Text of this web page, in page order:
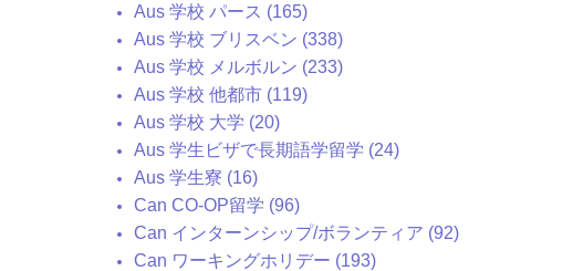
Aus 学校 パース (165)
Aus 学校 ブリスベン (338)
Aus 学校 メルボルン (233)
Aus 学校 他都市 (119)
Aus 学校 大学 (20)
Aus 学生ビザで長期語学留学 (24)
Aus 学生寮 (16)
Can CO-OP留学 (96)
Can インターンシップ/ボランティア (92)
Can ワーキングホリデー (193)